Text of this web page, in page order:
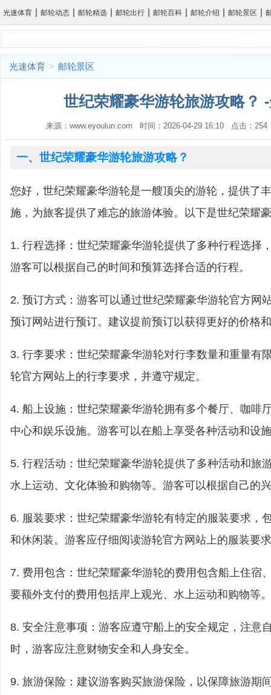
光速体育 | 邮轮动态 | 邮轮精选 | 邮轮出行 | 邮轮百科 | 邮轮介绍 | 邮轮景区 |
光速体育 > 邮轮景区
世纪荣耀豪华游轮旅游攻略？
来源：www.eyoulun.com 时间：2026-04-29 16:10 点击：
一、世纪荣耀豪华游轮旅游攻略？
您好，世纪荣耀豪华游轮是一艘顶尖的游轮，提供了
施，为旅客提供了难忘的旅游体验。以下是世纪荣耀
1. 行程选择：世纪荣耀豪华游轮提供了多种行程选择
游客可以根据自己的时间和预算选择合适的行程。
2. 预订方式：游客可以通过世纪荣耀豪华游轮官方网
预订网站进行预订。建议提前预订以获得更好的价格
3. 行李要求：世纪荣耀豪华游轮对行李数量和重量有
轮官方网站上的行李要求，并遵守规定。
4. 船上设施：世纪荣耀豪华游轮拥有多个餐厅、咖啡
中心和娱乐设施。游客可以在船上享受各种活动和设
5. 行程活动：世纪荣耀豪华游轮提供了多种活动和旅
水上运动、文化体验和购物等。游客可以根据自己的
6. 服装要求：世纪荣耀豪华游轮有特定的服装要求，
和休闲装。游客应仔细阅读游轮官方网站上的服装要
7. 费用包含：世纪荣耀豪华游轮的费用包含船上住宿
要额外支付的费用包括岸上观光、水上运动和购物等。
8. 安全注意事项：游客应遵守船上的安全规定，注意
时，游客应注意财物安全和人身安全。
9. 旅游保险：建议游客购买旅游保险，以保障旅游期